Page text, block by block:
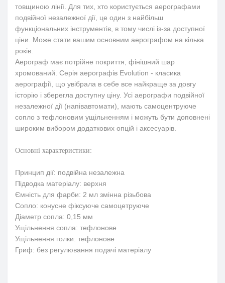
товщиною лінії. Для тих, хто користується аерографами
подвійної незалежної дії, це один з найбільш
функціональних інструментів, в тому числі із-за доступної
ціни. Може стати вашим основним аерографом на кілька
років.
Аерограф має потрійне покриття, фінішний шар
хромований. Серія аерографів Evolution - класика
аерографії, що увібрала в себе все найкраще за довгу
історію і зберегла доступну ціну. Усі аерографи подвійної
незалежної дії (напівавтомати), мають самоцентруюче
сопло з тефлоновим ущільненням і можуть бути доповнені
широким вибором додаткових опцій і аксесуарів.
Основні характеристики:
Принцип дії: подвійна незалежна
Підводка матеріалу: верхня
Ємність для фарби: 2 мл змінна різьбова
Сопло: конусне фіксуюче самоцетруюче
Діаметр сопла: 0,15 мм
Ущільнення сопла: тефлонове
Ущільнення голки: тефлонове
Гриф: без регулювання подачі матеріалу